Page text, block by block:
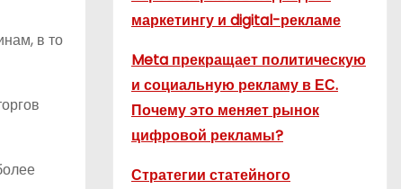
в то
маркетингу и digital-рекламе
Meta прекращает политическую
и социальную рекламу в ЕС.
Почему это меняет рынок
цифровой рекламы?
Стратегии статейного